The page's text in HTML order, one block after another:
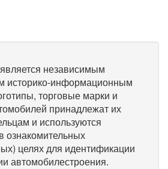
независимым
историко-информационным
торговые марки и
принадлежат их
и используются
ознакомительных
целях для идентификации
автомобилестроения.